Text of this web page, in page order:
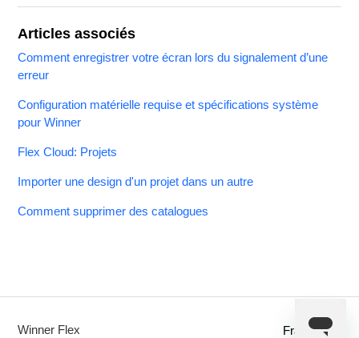
Articles associés
Comment enregistrer votre écran lors du signalement d’une
erreur
Configuration matérielle requise et spécifications système
pour Winner
Flex Cloud: Projets
Importer une design d'un projet dans un autre
Comment supprimer des catalogues
Winner Flex Français